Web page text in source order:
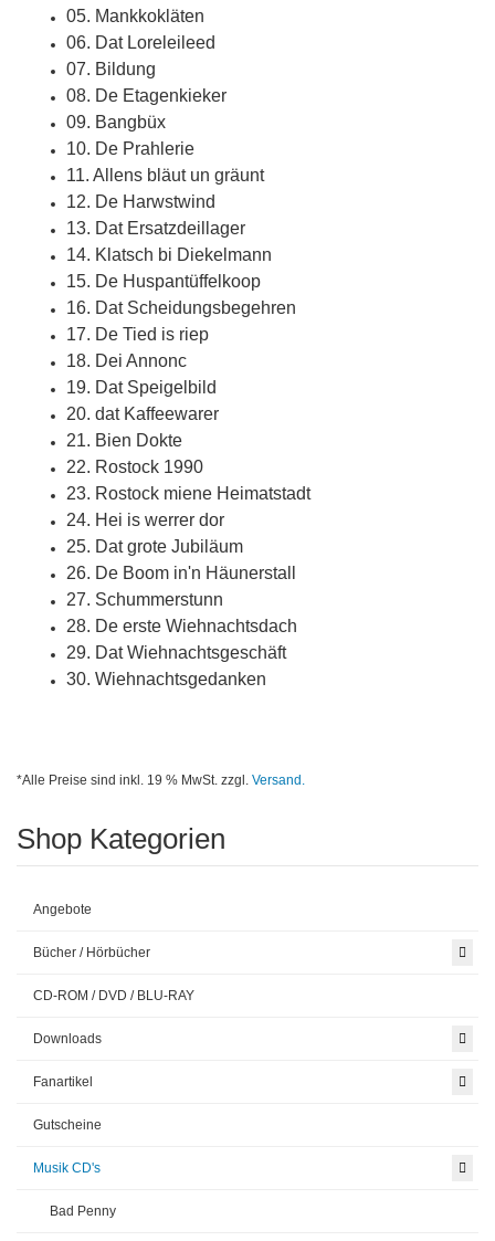
05. Mankkokläten
06. Dat Loreleileed
07. Bildung
08. De Etagenkieker
09. Bangbüx
10. De Prahlerie
11. Allens bläut un gräunt
12. De Harwstwind
13. Dat Ersatzdeillager
14. Klatsch bi Diekelmann
15. De Huspantüffelkoop
16. Dat Scheidungsbegehren
17. De Tied is riep
18. Dei Annonc
19. Dat Speigelbild
20. dat Kaffeewarer
21. Bien Dokte
22. Rostock 1990
23. Rostock miene Heimatstadt
24. Hei is werrer dor
25. Dat grote Jubiläum
26. De Boom in'n Häunerstall
27. Schummerstunn
28. De erste Wiehnachtsdach
29. Dat Wiehnachtsgeschäft
30. Wiehnachtsgedanken
*Alle Preise sind inkl. 19 % MwSt. zzgl. Versand.
Shop Kategorien
Angebote
Bücher / Hörbücher
CD-ROM / DVD / BLU-RAY
Downloads
Fanartikel
Gutscheine
Musik CD's
Bad Penny